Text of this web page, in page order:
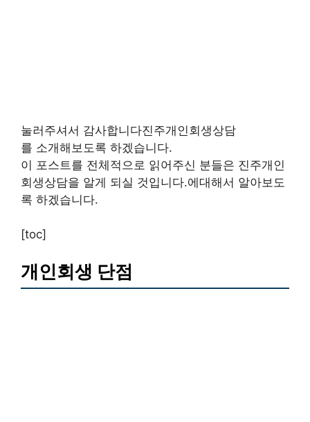
눌러주셔서 감사합니다진주개인회생상담
를 소개해보도록 하겠습니다.
이 포스트를 전체적으로 읽어주신 분들은 진주개인
회생상담을 알게 되실 것입니다.에대해서 알아보도
록 하겠습니다.
[toc]
개인회생 단점